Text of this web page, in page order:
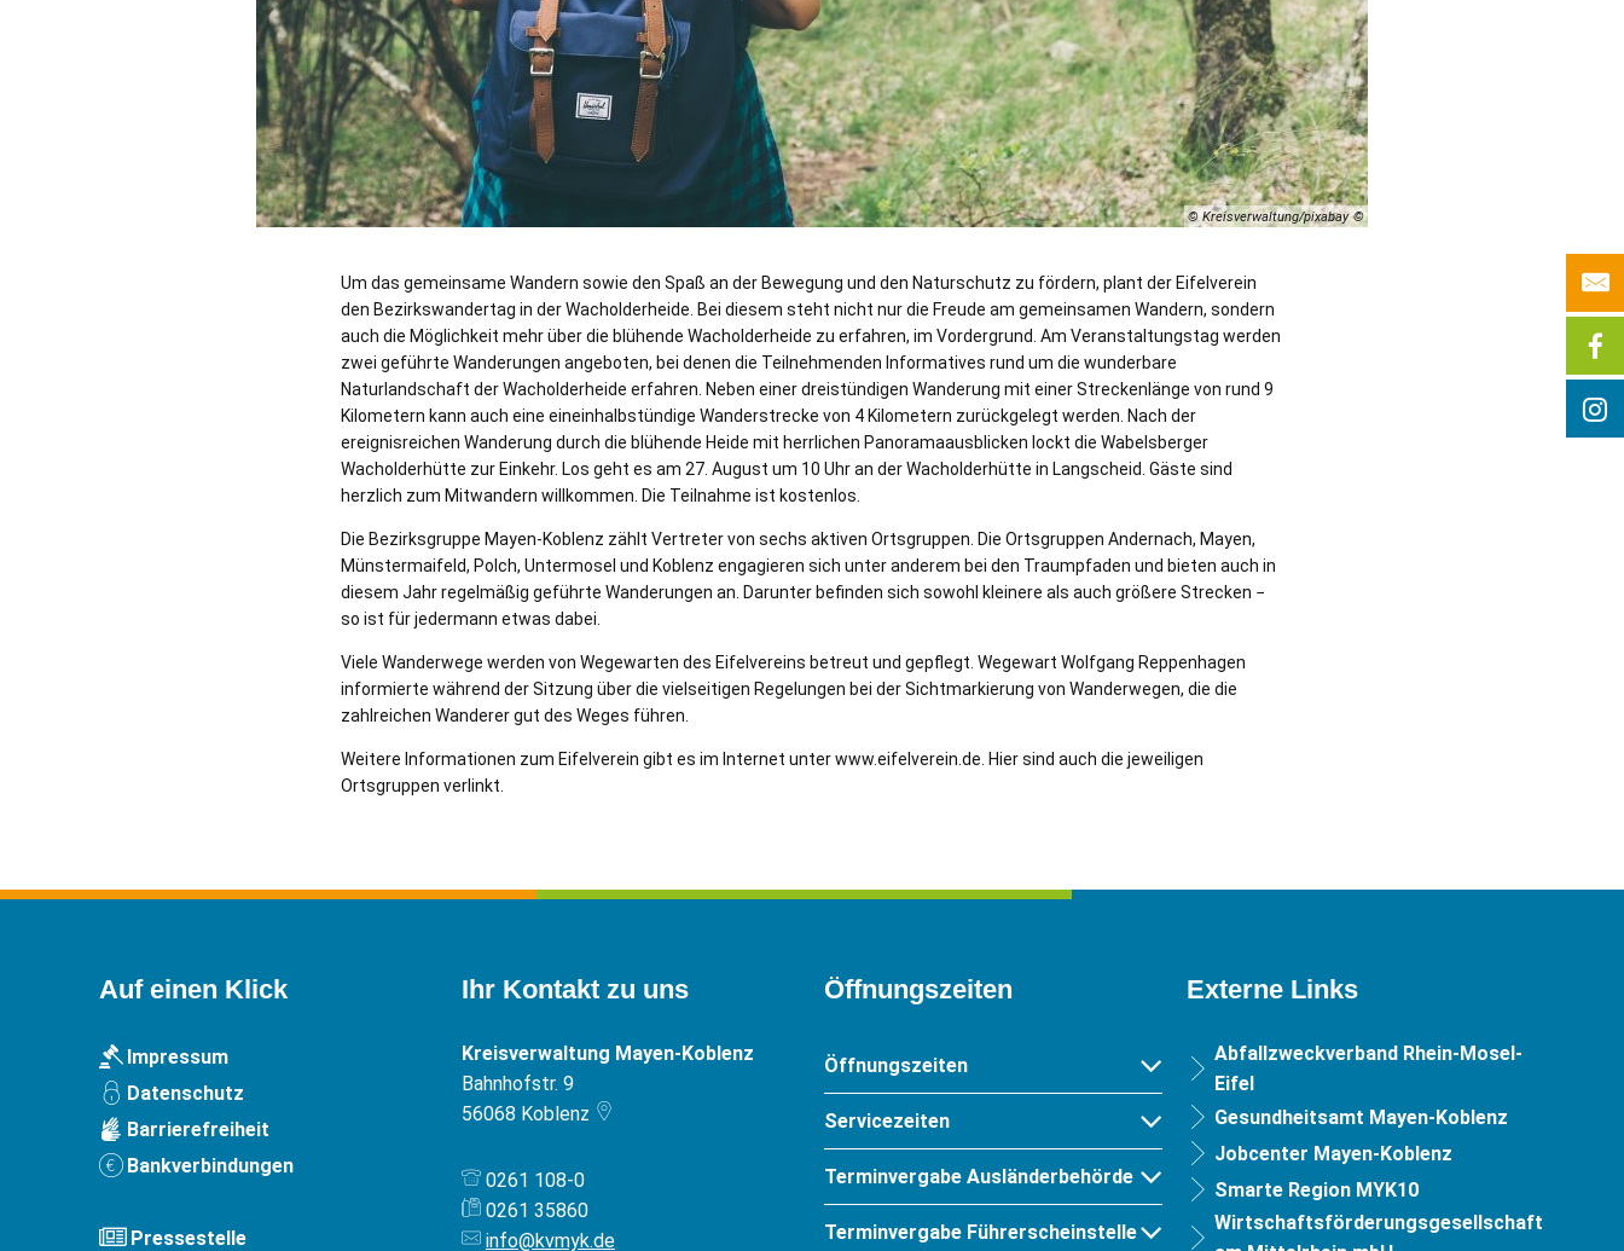
© Kreisverwaltung/pixabay
Um das gemeinsame Wandern sowie den Spaß an der Bewegung und den Naturschutz zu fördern, plant der Eifelverein
den Bezirkswandertag in der Wacholderheide. Bei diesem steht nicht nur die Freude am gemeinsamen Wandern, sondern
auch die Möglichkeit mehr über die blühende Wacholderheide zu erfahren, im Vordergrund. Am Veranstaltungstag werden
zwei geführte Wanderungen angeboten, bei denen die Teilnehmenden Informatives rund um die wunderbare
Naturlandschaft der Wacholderheide erfahren. Neben einer dreistündigen Wanderung mit einer Streckenlänge von rund 9
Kilometern kann auch eine eineinhalbstündige Wanderstrecke von 4 Kilometern zurückgelegt werden. Nach der
ereignisreichen Wanderung durch die blühende Heide mit herrlichen Panoramaausblicken lockt die Wabelsberger
Wacholderhütte zur Einkehr. Los geht es am 27. August um 10 Uhr an der Wacholderhütte in Langscheid. Gäste sind
herzlich zum Mitwandern willkommen. Die Teilnahme ist kostenlos.
Die Bezirksgruppe Mayen-Koblenz zählt Vertreter von sechs aktiven Ortsgruppen. Die Ortsgruppen Andernach, Mayen,
Münstermaifeld, Polch, Untermosel und Koblenz engagieren sich unter anderem bei den Traumpfaden und bieten auch in
diesem Jahr regelmäßig geführte Wanderungen an. Darunter befinden sich sowohl kleinere als auch größere Strecken −
so ist für jedermann etwas dabei.
Viele Wanderwege werden von Wegewarten des Eifelvereins betreut und gepflegt. Wegewart Wolfgang Reppenhagen
informierte während der Sitzung über die vielseitigen Regelungen bei der Sichtmarkierung von Wanderwegen, die die
zahlreichen Wanderer gut des Weges führen.
Weitere Informationen zum Eifelverein gibt es im Internet unter www.eifelverein.de. Hier sind auch die jeweiligen
Ortsgruppen verlinkt.
Auf einen Klick
Impressum
Datenschutz
Barrierefreiheit
Bankverbindungen
Pressestelle
Ihr Kontakt zu uns
Kreisverwaltung Mayen-Koblenz
Bahnhofstr. 9
56068 Koblenz
0261 108-0
0261 35860
info@kvmyk.de
Öffnungszeiten
Öffnungszeiten
Servicezeiten
Terminvergabe Ausländerbehörde
Terminvergabe Führerscheinstelle
Externe Links
Abfallzweckverband Rhein-Mosel-
Eifel
Gesundheitsamt Mayen-Koblenz
Jobcenter Mayen-Koblenz
Smarte Region MYK10
Wirtschaftsförderungsgesellschaft